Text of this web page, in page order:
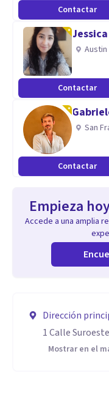
Contactar
Austin
Contactar
San
Contactar
Empieza
Accede a una amplia
Dirección
1 Calle
Mostrar en el